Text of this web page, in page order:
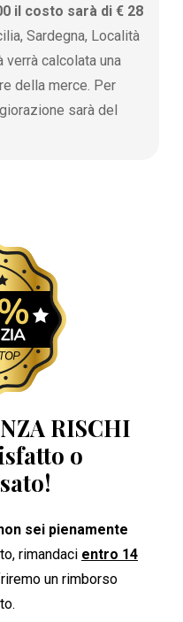
il costo sarà di € 28
Sardegna, Località
calcolata una
della merce. Per
sarà del
RISCHI
o
sei pienamente
rimandaci entro 14
un rimborso